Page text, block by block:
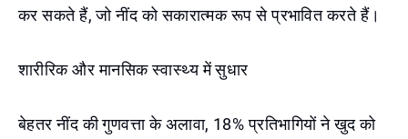
कर सकते हैं, जो नींद को सकारात्मक रूप से प्रभावित करते हैं।
शारीरिक और मानसिक स्वास्थ्य में सुधार
बेहतर नींद की गुणवत्ता के अलावा, 18% प्रतिभागियों ने खुद को